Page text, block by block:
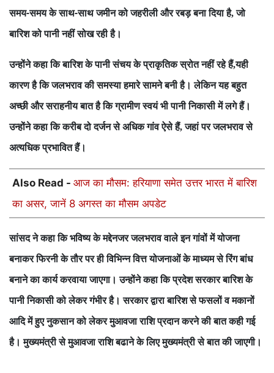
समय-समय के साथ-साथ जमीन को जहरीली और रबड़ बना दिया है,जो
बारिश को पानी नहीं सोख रही है।
उन्होंने कहा कि बारिश के पानी संचय के प्राकृतिक स्रोत नहीं रहे हैं,यही
कारण है कि जलभराव की समस्या हमारे सामने बनी है। लेकिन यह बहुत
अच्छी और सराहनीय बात है कि ग्रामीण स्वयं भी पानी निकासी में लगे हैं।
उन्होंने कहा कि करीब दो दर्जन से अधिक गांव ऐसे हैं,जहां पर जलभराव से
अत्यधिक प्रभावित हैं।
Also Read - आज का मौसम: हरियाणा समेत उत्तर भारत में बारिश
का असर, जानें 8 अगस्त का मौसम अपडेट
सांसद ने कहा कि भविष्य के मद्देनजर जलभराव वाले इन गांवों में योजना
बनाकर फिरनी के तौर पर ही विभिन्न वित्त योजनाओं के माध्यम से रिंग बांध
बनाने का कार्य करवाया जाएगा। उन्होंने कहा कि प्रदेश सरकार बारिश के
पानी निकासी को लेकर गंभीर है। सरकार द्वारा बारिश से फसलों व मकानों
आदि में हुए नुकसान को लेकर मुआवजा राशि प्रदान करने की बात कही गई
है। मुख्यमंत्री से मुआवजा राशि बढाने के लिए मुख्यमंत्री से बात की जाएगी।